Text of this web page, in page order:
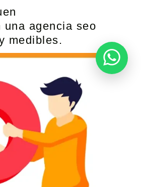
una agencia seo
medibles.